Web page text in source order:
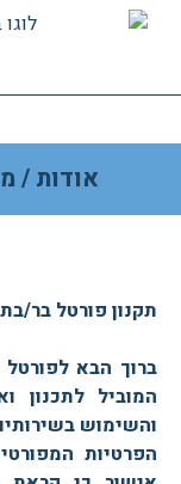
אודות /
תקנון פורטל בר/
ברוך הבא
המוביל לתכנון
והשימוש
הפרטיות